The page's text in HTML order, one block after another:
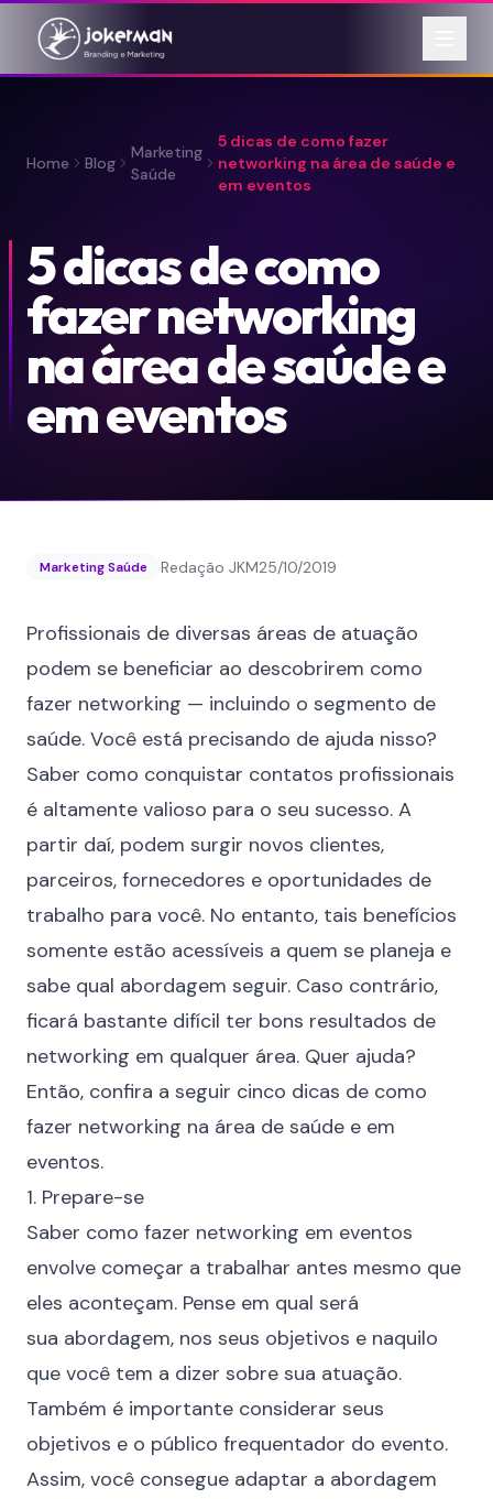
Home Blog
Marketing
Saúde
5 dicas de como fazer
networking na área de saúde e
em eventos
5 dicas de como
fazer networking
na área de saúde e
em eventos
Marketing Saúde Redação JKM25/10/2019
Profissionais de diversas áreas de atuação
podem se beneficiar ao descobrirem como
fazer networking — incluindo o segmento de
saúde. Você está precisando de ajuda nisso?
Saber como conquistar contatos profissionais
é altamente valioso para o seu sucesso. A
partir daí, podem surgir novos clientes,
parceiros, fornecedores e oportunidades de
trabalho para você. No entanto, tais benefícios
somente estão acessíveis a quem se planeja e
sabe qual abordagem seguir. Caso contrário,
ficará bastante difícil ter bons resultados de
networking em qualquer área. Quer ajuda?
Então, confira a seguir cinco dicas de como
fazer networking na área de saúde e em
eventos.
1. Prepare-se
Saber como fazer networking em eventos
envolve começar a trabalhar antes mesmo que
eles aconteçam. Pense em qual será
sua abordagem, nos seus objetivos e naquilo
que você tem a dizer sobre sua atuação.
Também é importante considerar seus
objetivos e o público frequentador do evento.
Assim, você consegue adaptar a abordagem